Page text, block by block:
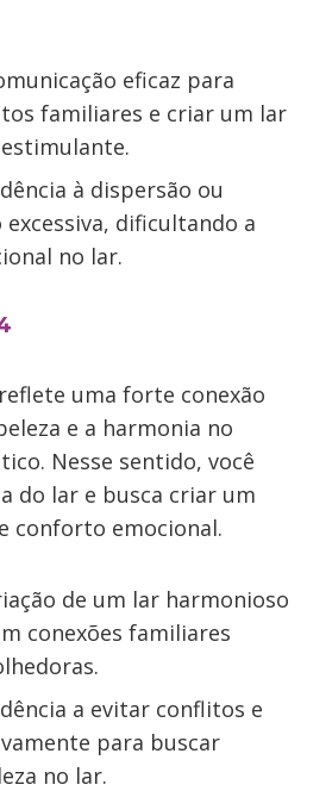
eficaz para
familiares e criar um lar
à dispersão ou
excessiva, dificultando a
no lar.
uma forte conexão
e a harmonia no
Nesse sentido, você
do lar e busca criar um
conforto emocional.
de um lar harmonioso
conexões familiares
a evitar conflitos e
para buscar
no lar.